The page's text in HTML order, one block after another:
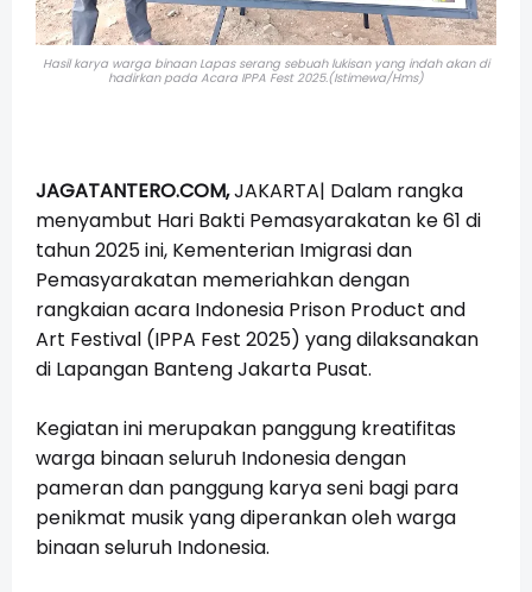
Hasil karya warga binaan Lapas serang sebuah lukisan yang indah akan di
hadirkan pada Acara IPPA Fest 2025.(Istimewa/Hms)
JAGATANTERO.COM,JAKARTA| Dalam rangka
menyambut Hari Bakti Pemasyarakatan ke 61 di
tahun 2025 ini, Kementerian Imigrasi dan
Pemasyarakatan memeriahkan dengan
rangkaian acara Indonesia Prison Product and
Art Festival (IPPA Fest 2025) yang dilaksanakan
di Lapangan Banteng Jakarta Pusat.
Kegiatan ini merupakan panggung kreatifitas
warga binaan seluruh Indonesia dengan
pameran dan panggung karya seni bagi para
penikmat musik yang diperankan oleh warga
binaan seluruh Indonesia.